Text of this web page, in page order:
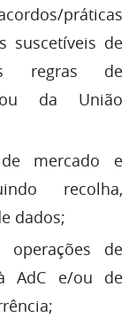
práticas
suscetíveis de
regras de
ou da União
mercado e
recolha,
dados;
operações de
AdC e/ou de